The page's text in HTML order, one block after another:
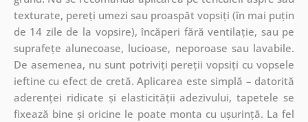
texturate, pereți umezi sau proaspăt vopsiți (în mai puțin
de 14 zile de la vopsire), încăperi fără ventilație, sau pe
suprafețe alunecoase, lucioase, neporoase sau lavabile.
De asemenea, nu sunt potriviți pereții vopsiți cu vopsele
ieftine cu efect de cretă. Aplicarea este simplă – datorită
aderenței ridicate și elasticității adezivului, tapetele se
fixează bine și oricine le poate monta cu ușurință. La fel